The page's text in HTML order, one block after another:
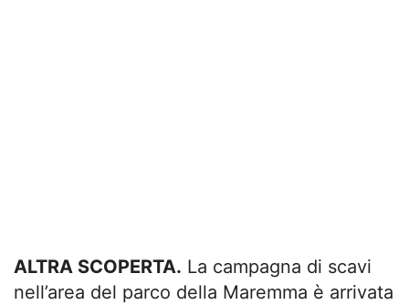
ALTRA SCOPERTA. La campagna di scavi
nell’area del parco della Maremma è arrivata